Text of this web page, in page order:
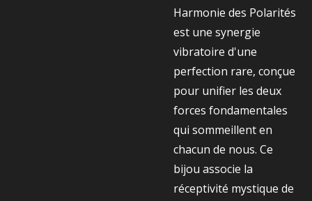
Harmonie des Polarités
est une synergie
vibratoire d'une
perfection rare, conçue
pour unifier les deux
forces fondamentales
qui sommeillent en
chacun de nous. Ce
bijou associe la
réceptivité mystique de